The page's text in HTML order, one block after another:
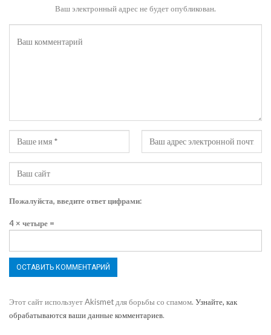
Ваш электронный адрес не будет опубликован.
Пожалуйста, введите ответ цифрами:
4 × четыре =
Этот сайт использует Akismet для борьбы со спамом. Узнайте, как
обрабатываются ваши данные комментариев.